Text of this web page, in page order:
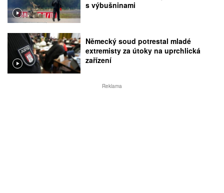
s výbušninami
Německý soud potrestal mladé
extremisty za útoky na uprchlická
zařízení
Reklama